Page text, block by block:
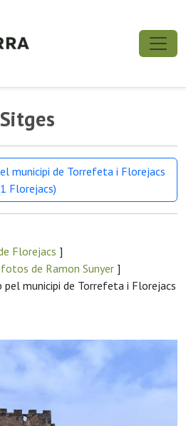
municipi de Torrefeta i Florejacs
Florejacs)
Florejacs ]
de Ramon Sunyer ]
municipi de Torrefeta i Florejacs